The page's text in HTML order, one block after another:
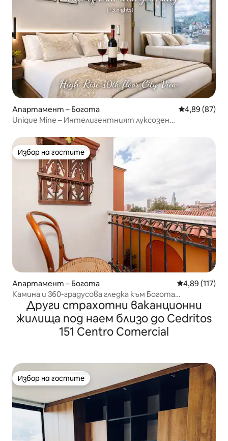
Апартамент – Богота Средна
4,89 (87)
Unique Mine – Интелигентният луксозен
Избор на гостите
Избор на гостите
Апартамент – Богота Средна
4,89 (117)
Камина и 360-градусова гледка към Богота
Канделария
Други страхотни ваканционни
жилища под наем близо до Cedritos
151 Centro Comercial
Избор на гостите
Избор на гостите